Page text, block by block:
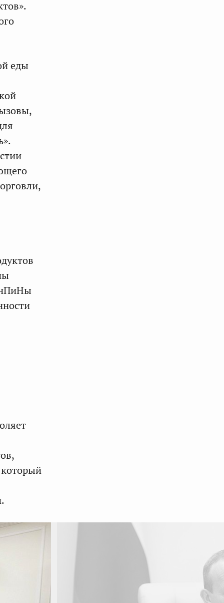
еды
который